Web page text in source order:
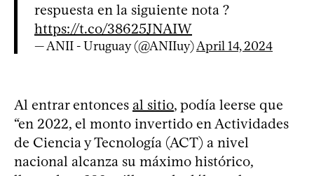
respuesta en la siguiente nota ?
https://t.co/38625JNAIW
— ANII - Uruguay (@ANIIuy)April 14, 2024
Al entrar entonces al sitio, podía leerse que
“en 2022, el monto invertido en Actividades
de Ciencia y Tecnología (ACT) a nivel
nacional alcanza su máximo histórico,